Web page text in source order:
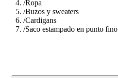
/Ropa
/Buzos y sweaters
/Cardigans
/Saco estampado en punto fino